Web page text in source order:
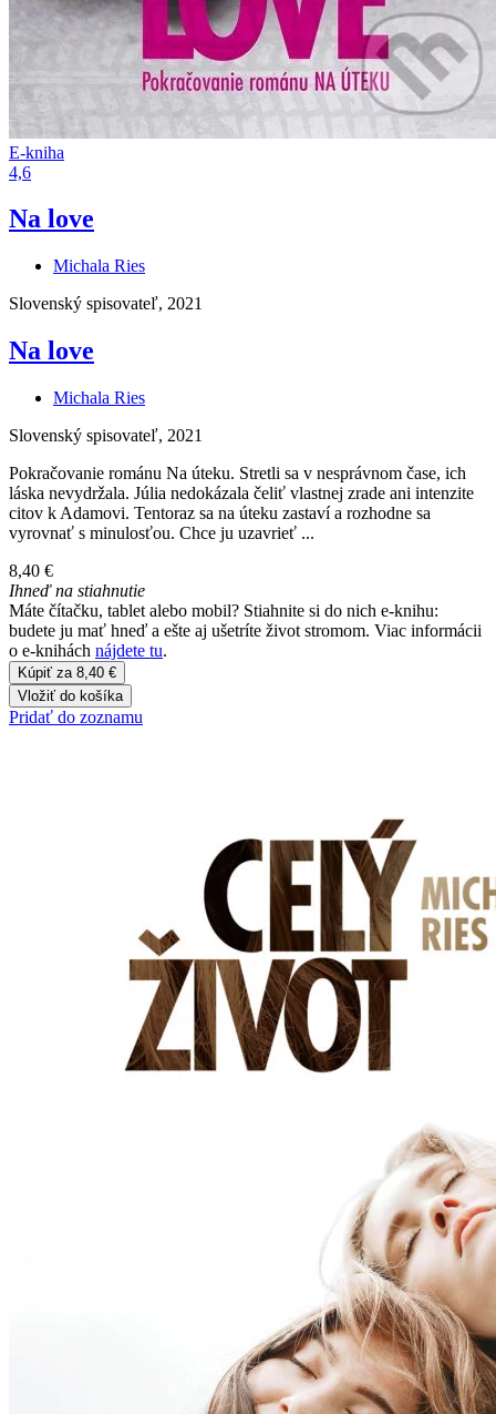
E-kniha
4,6
Na love
Michala Ries
Slovenský spisovateľ, 2021
Na love
Michala Ries
Slovenský spisovateľ, 2021
Pokračovanie románu Na úteku. Stretli sa v nesprávnom čase, ich
láska nevydržala. Júlia nedokázala čeliť vlastnej zrade ani intenzite
citov k Adamovi. Tentoraz sa na úteku zastaví a rozhodne sa
vyrovnať s minulosťou. Chce ju uzavrieť ...
8,40 €
Ihneď na stiahnutie
Máte čítačku, tablet alebo mobil? Stiahnite si do nich e-knihu:
budete ju mať hneď a ešte aj ušetríte život stromom. Viac informácii
o e-knihách nájdete tu.
Kúpiť za 8,40 €
Vložiť do košíka
Pridať do zoznamu